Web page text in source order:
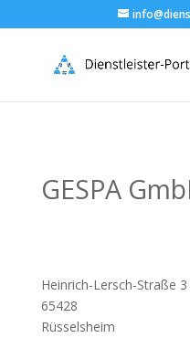
GESPA
Heinrich-Lersch-Straße 3
65428
Rüsselsheim